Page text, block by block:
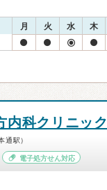
月 火 水 木
内科クリニック
通駅）
電子処方せん対応